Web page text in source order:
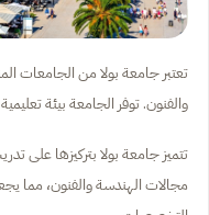
تعتبر جامعة بولا من الجامعات
والفنون. توفر الجامعة بيئة
تتميز جامعة بولا بتركيزها على
مجالات الهندسة والفنون، مما